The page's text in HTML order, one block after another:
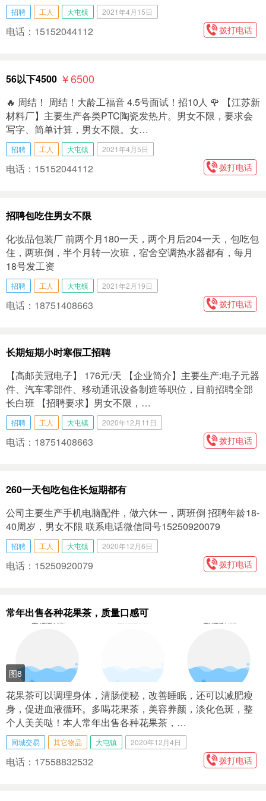
招聘 工人 大屯镇 2021年4月15日
电话：15152044112 拨打电话
56以下4500 ￥6500
🔥 周结！ 周结！大龄工福音 4.5号面试！招10人 🌹 【江苏新
材料厂】主要生产各类PTC陶瓷发热片。男女不限，要求会
写字、简单计算，男女不限。女…
招聘 工人 大屯镇 2021年4月5日
电话：15152044112 拨打电话
招聘包吃住男女不限
化妆品包装厂 前两个月180一天，两个月后204一天，包吃包
住，两班倒，半个月转一次班，宿舍空调热水器都有，每月
18号发工资
招聘 工人 大屯镇 2021年2月19日
电话：18751408663 拨打电话
长期短期小时寒假工招聘
【高邮美冠电子】 176元/天 【企业简介】主要生产:电子元器
件、汽车零部件、移动通讯设备制造等职位，目前招聘全部
长白班 【招聘要求】男女不限，…
招聘 工人 大屯镇 2020年12月11日
电话：18751408663 拨打电话
260一天包吃包住长短期都有
公司主要生产手机电脑配件，做六休一，两班倒 招聘年龄18-
40周岁，男女不限 联系电话微信同号15250920079
招聘 工人 大屯镇 2020年12月6日
电话：15250920079 拨打电话
常年出售各种花果茶，质量口感可
图8
花果茶可以调理身体，清肠便秘，改善睡眠，还可以减肥瘦
身，促进血液循环。多喝花果茶，美容养颜，淡化色斑，整
个人美美哒！本人常年出售各种花果茶，…
同城交易 其它物品 大屯镇 2020年12月4日
电话：17558832532 拨打电话